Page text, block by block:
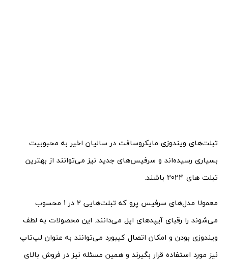
تبلت‌های ویندوزی مایکروسافت در سالیان اخیر به محبوبیت
بسیاری رسیده‌اند و سرفیس‌های جدید نیز می‌توانند از بهترین
تبلت های 2024 باشند.
معمولا مدل‌های سرفیس پرو که تبلت‌هایی 2 در 1 محسوب
می‌شوند را رقبای آیپدهای اپل می‌دانند. این محصولات به لطف
ویندوزی بودن و امکان اتصال کیبورد می‌توانند به عنوان لپ‌تاپ
نیز مورد استفاده قرار بگیرند و همین مسئله نیز در فروش بالای